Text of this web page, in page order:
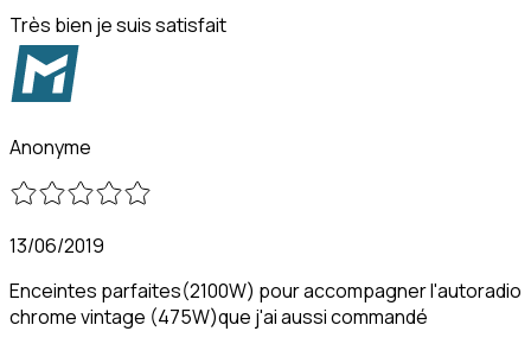
Très bien je suis satisfait
Anonyme
13/06/2019
Enceintes parfaites(2100W) pour accompagner l'autoradio
chrome vintage (475W)que j'ai aussi commandé